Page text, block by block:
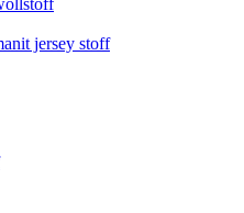
jersey stoff